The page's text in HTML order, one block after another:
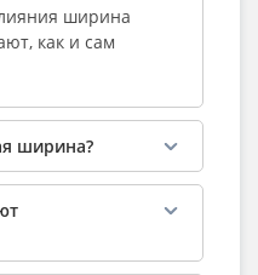
ширина
как и сам
ширина?